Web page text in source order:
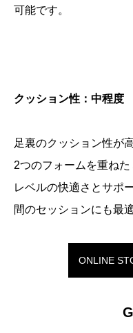
可能です。
クッション性：中程度
足裏のクッション性が
2つのフォームを重ね
レベルの快適さとサポ
間のセッションにも最
ONLINE